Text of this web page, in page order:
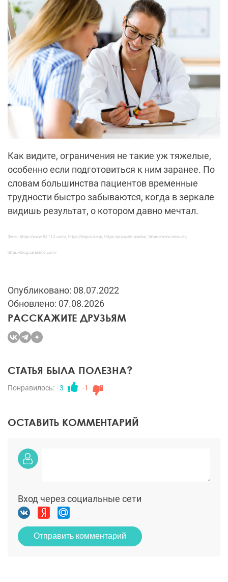
Как видите, ограничения не такие уж тяжелые,
особенно если подготовиться к ним заранее. По
словам большинства пациентов временные
трудности быстро забываются, когда в зеркале
видишь результат, о котором давно мечтал.
Фото: https://www.52112.com/, https://lingos.lv/ru/, https://prospekt.media/, https://www.miss.at/,
https://blog.carestino.com/
Опубликовано: 08.07.2022
Обновлено: 07.08.2026
РАССКАЖИТЕ ДРУЗЬЯМ
СТАТЬЯ БЫЛА ПОЛЕЗНА?
Понравилось: 3 -1
ОСТАВИТЬ КОММЕНТАРИЙ
Вход через социальные сети
Отправить комментарий